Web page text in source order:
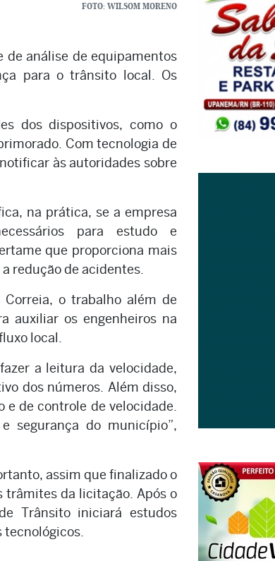
FOTO: WILSOM MORENO
de análise de equipamentos
para o trânsito local. Os
dos dispositivos, como o
Com tecnologia de
às autoridades sobre
na prática, se a empresa
para estudo e
que proporciona mais
redução de acidentes.
o trabalho além de
auxiliar os engenheiros na
local.
a leitura da velocidade,
dos números. Além disso,
e de controle de velocidade.
segurança do município”,
assim que finalizado o
trâmites da licitação. Após o
Trânsito iniciará estudos
tecnológicos.